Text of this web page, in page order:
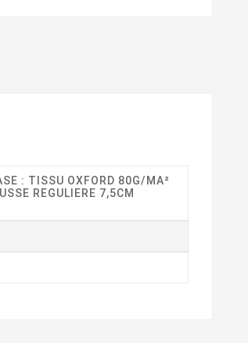
: TISSU OXFORD 80G/MA²
REGULIERE 7,5CM